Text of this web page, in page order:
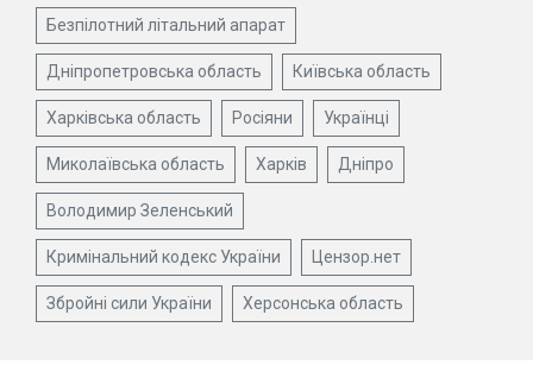
Безпілотний літальний апарат
Дніпропетровська область Київська область
Харківська область Росіяни Українці
Миколаївська область Харків Дніпро
Володимир Зеленський
Кримінальний кодекс України Цензор.нет
Збройні сили України Херсонська область